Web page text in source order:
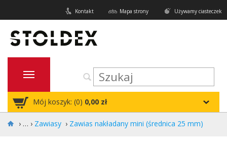
Używamy ciasteczek
Mapa strony
Kontakt
Mój koszyk: (0) 0,00 zł
› Zawiasy › Zawias nakładany mini (średnica 25 mm)